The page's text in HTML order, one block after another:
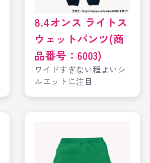
8.4オンス ライトス
ウェットパンツ(商
品番号：6003)
ワイドすぎない程よいシ
ルエットに注目